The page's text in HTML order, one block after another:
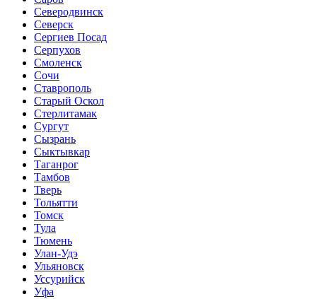
Северодвинск
Северск
Сергиев Посад
Серпухов
Смоленск
Сочи
Ставрополь
Старый Оскол
Стерлитамак
Сургут
Сызрань
Сыктывкар
Таганрог
Тамбов
Тверь
Тольятти
Томск
Тула
Тюмень
Улан-Удэ
Ульяновск
Уссурийск
Уфа